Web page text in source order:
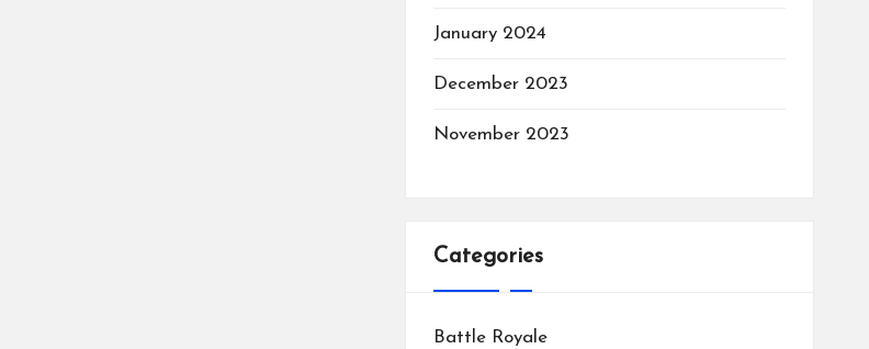
January 2024
December 2023
November 2023
Categories
Battle Royale